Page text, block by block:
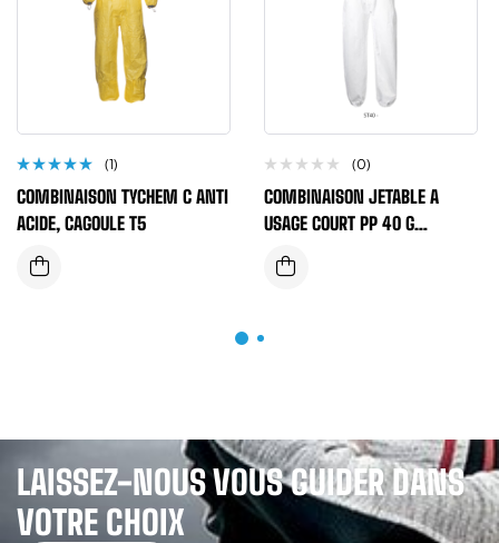
5.00sur
(1)
COMBINAISON TYCHEM C ANTI
ACIDE, CAGOULE T5
(0)
COMBINAISON JETABLE A
USAGE COURT PP 40 G
BLANCHE
LAISSEZ-NOUS VOUS GUIDER DANS
VOTRE CHOIX